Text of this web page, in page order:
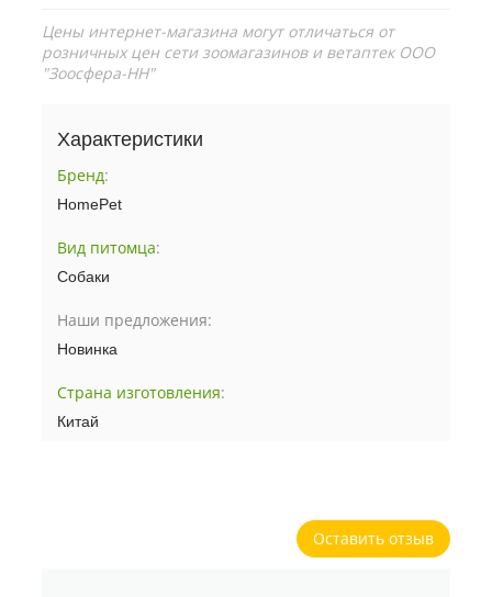
Цены интернет-магазина могут отличаться от
розничных цен сети зоомагазинов и ветаптек ООО
"Зоосфера-НН"
Характеристики
Бренд:
HomePet
Вид питомца:
Собаки
Наши предложения:
Новинка
Страна изготовления:
Китай
Оставить отзыв